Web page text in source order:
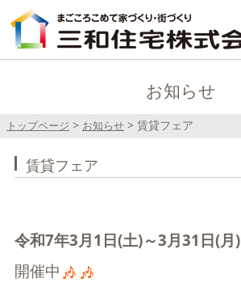
お知らせ
トップページ > お知らせ > 賃貸フェア
賃貸フェア
令和7年3月1日(土)～3月31日(月)
開催中